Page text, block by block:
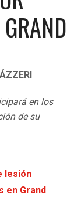
en los
de su
lesión
en Grand